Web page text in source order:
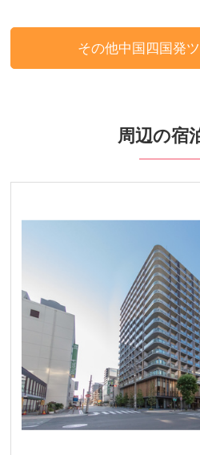
その他中国四国発
周辺の宿